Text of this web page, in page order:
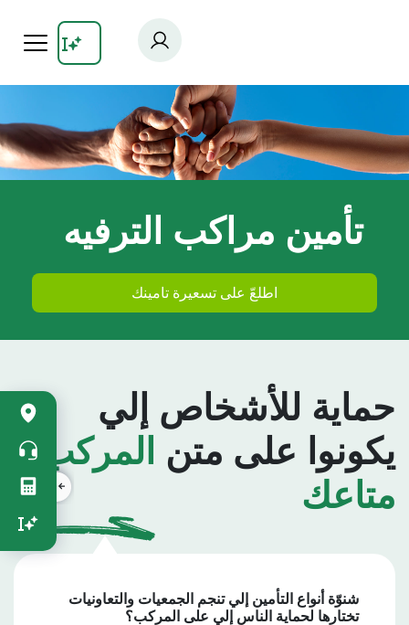
Accès
rapide
vertical
تأمين مراكب الترفيه
اطلعّ على تسعيرة تامينك
حماية للأشخاص إلي
يكونوا على متن
المركب
متاعك
شنوّة أنواع التأمين إلي تنجم الجمعيات والتعاونيات
تختارها لحماية الناس إلي على المركب؟